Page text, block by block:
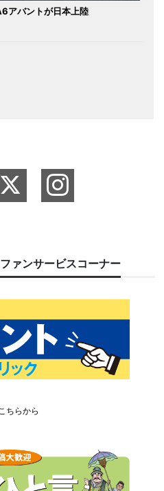
アバントが日本上陸
ァンサービスコーナー
ちらから